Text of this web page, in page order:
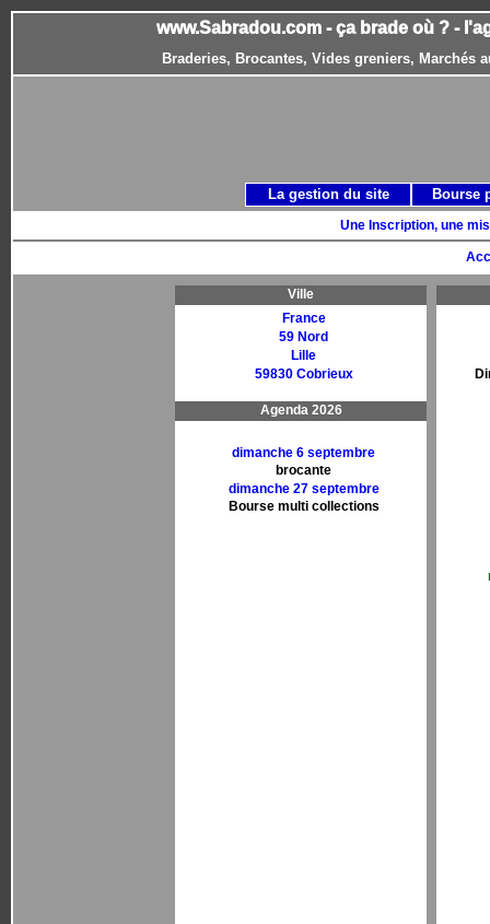
www.Sabradou.com - ça brade où ? -
Braderies, Brocantes, Vides greniers, Marchés
Une Inscription, une
Ville
France
59 Nord
Lille
59830 Cobrieux
Agenda 2026
dimanche 6 septembre
brocante
dimanche 27 septembre
Bourse multi collections
La gestion du site Bourse